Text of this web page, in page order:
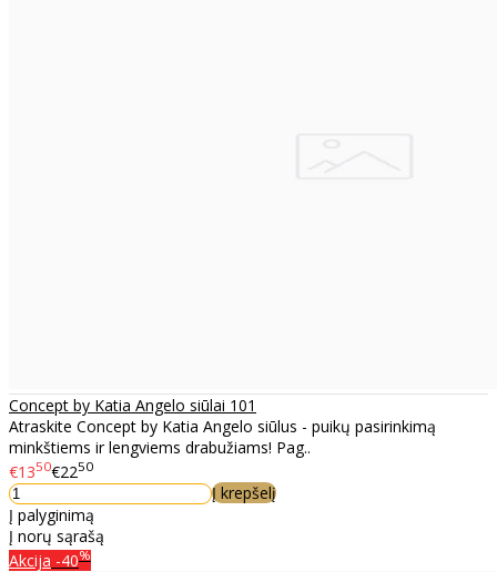
Concept by Katia Angelo siūlai 101
Atraskite Concept by Katia Angelo siūlus - puikų pasirinkimą
minkštiems ir lengviems drabužiams! Pag..
€1350€2250
Į krepšelį
Į palyginimą
Į norų sąrašą
Akcija -40%